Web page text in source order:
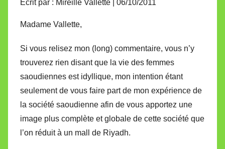
Écrit par : Mireille Vallette | 06/10/2011
Madame Vallette,
Si vous relisez mon (long) commentaire, vous n’y
trouverez rien disant que la vie des femmes
saoudiennes est idyllique, mon intention étant
seulement de vous faire part de mon expérience de
la société saoudienne afin de vous apportez une
image plus complète et globale de cette société que
l’on réduit à un mall de Riyadh.